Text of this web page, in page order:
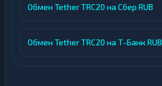
Обмен Tether TRC20 на Сбер RUB
Обмен Tether TRC20 на Т-Банк RUB